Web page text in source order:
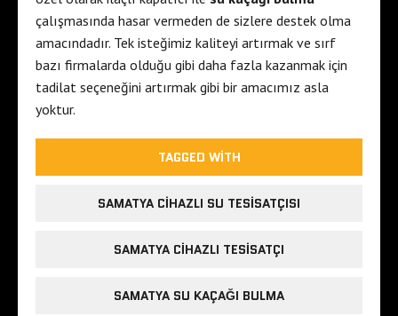
çalışmasında hasar vermeden de sizlere destek olma
amacındadır. Tek isteğimiz kaliteyi artırmak ve sırf
bazı firmalarda olduğu gibi daha fazla kazanmak için
tadilat seçeneğini artırmak gibi bir amacımız asla
yoktur.
TAGGED WITH
SAMATYA CIHAZLI SU TESISATÇISI
SAMATYA CIHAZLI TESISATÇI
SAMATYA SU KAÇAĞI BULMA